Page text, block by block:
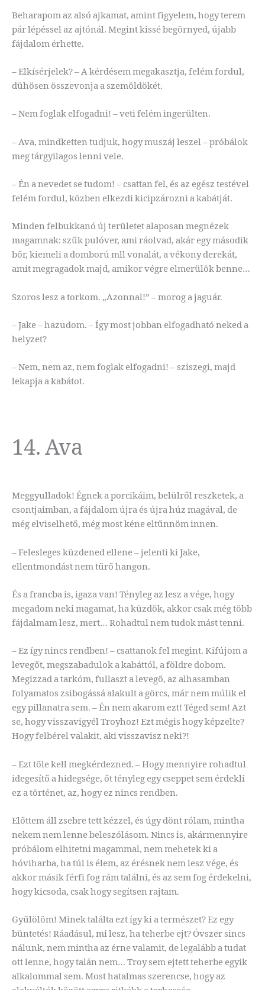
Beharapom az alsó ajkamat, amint figyelem, hogy terem
pár lépéssel az ajtónál. Megint kissé begörnyed, újabb
fájdalom érhette.
– Elkísérjelek? – A kérdésem megakasztja, felém fordul,
dühösen összevonja a szemöldökét.
– Nem foglak elfogadni! – veti felém ingerülten.
– Ava, mindketten tudjuk, hogy muszáj leszel – próbálok
meg tárgyilagos lenni vele.
– Én a nevedet se tudom! – csattan fel, és az egész testével
felém fordul, közben elkezdi kicipzározni a kabátját.
Minden felbukkanó új területet alaposan megnézek
magamnak: szűk pulóver, ami ráolvad, akár egy második
bőr, kiemeli a domború mll vonalát, a vékony derekát,
amit megragadok majd, amikor végre elmerülök benne…
Szoros lesz a torkom. „Azonnal!” – morog a jaguár.
– Jake – hazudom. – Így most jobban elfogadható neked a
helyzet?
– Nem, nem az, nem foglak elfogadni! – sziszegi, majd
lekapja a kabátot.
14. Ava
Meggyulladok! Égnek a porcikáim, belülről reszketek, a
csontjaimban, a fájdalom újra és újra húz magával, de
még elviselhető, még most kéne eltűnnöm innen.
– Felesleges küzdened ellene – jelenti ki Jake,
ellentmondást nem tűrő hangon.
És a francba is, igaza van! Tényleg az lesz a vége, hogy
megadom neki magamat, ha küzdök, akkor csak még több
fájdalmam lesz, mert… Rohadtul nem tudok mást tenni.
– Ez így nincs rendben! – csattanok fel megint. Kifújom a
levegőt, megszabadulok a kabáttól, a földre dobom.
Megizzad a tarkóm, fullaszt a levegő, az alhasamban
folyamatos zsibogássá alakult a görcs, már nem múlik el
egy pillanatra sem. – Én nem akarom ezt! Téged sem! Azt
se, hogy visszavigyél Troyhoz! Ezt mégis hogy képzelte?
Hogy felbérel valakit, aki visszavisz neki?!
– Ezt tőle kell megkérdezned. – Hogy mennyire rohadtul
idegesítő a hidegsége, őt tényleg egy cseppet sem érdekli
ez a történet, az, hogy ez nincs rendben.
Előttem áll zsebre tett kézzel, és úgy dönt rólam, mintha
nekem nem lenne beleszólásom. Nincs is, akármennyire
próbálom elhitetni magammal, nem mehetek ki a
hóviharba, ha túl is élem, az érésnek nem lesz vége, és
akkor másik férfi fog rám találni, és az sem fog érdekelni,
hogy kicsoda, csak hogy segítsen rajtam.
Gyűlölöm! Minek találta ezt így ki a természet? Ez egy
büntetés! Ráadásul, mi lesz, ha teherbe ejt? Óvszer sincs
nálunk, nem mintha az érne valamit, de legalább a tudat
ott lenne, hogy talán nem… Troy sem ejtett teherbe egyik
alkalommal sem. Most hatalmas szerencse, hogy az